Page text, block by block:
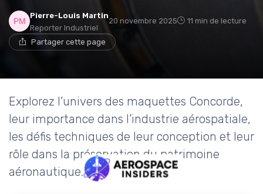
Pierre-Louis Martin
Reporter Industriel
20 novembre 2025 11 min de lecture
Partager cette page
Explorez l’univers des maquettes Concorde,
leur importance dans l’industrie aérospatiale,
les défis techniques de leur conception et leur
rôle dans la préservation du patrimoine
aéronautique.